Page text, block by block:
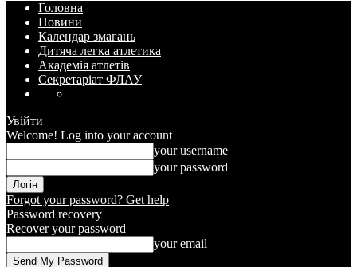
Головна
Новини
Календар змагань
Дитяча легка атлетика
Академія атлетів
Секретаріат ФЛАУ
Увійти
Welcome! Log into your account
your username
your password
Forgot your password? Get help
Password recovery
Recover your password
your email